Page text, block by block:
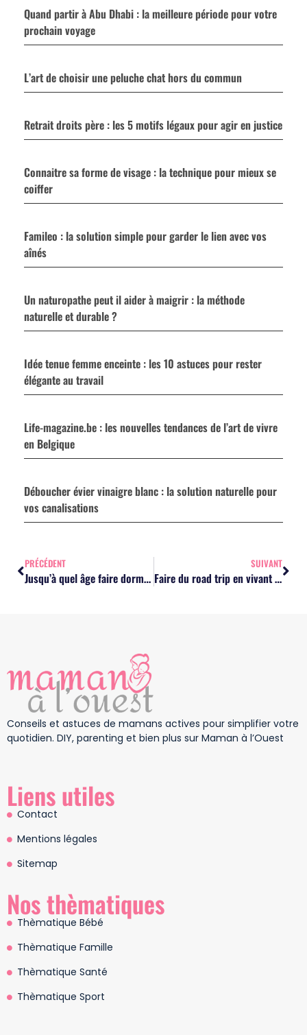
Quand partir à Abu Dhabi : la meilleure période pour votre
prochain voyage
L’art de choisir une peluche chat hors du commun
Retrait droits père : les 5 motifs légaux pour agir en justice
Connaitre sa forme de visage : la technique pour mieux se
coiffer
Famileo : la solution simple pour garder le lien avec vos
aînés
Un naturopathe peut il aider à maigrir : la méthode
naturelle et durable ?
Idée tenue femme enceinte : les 10 astuces pour rester
élégante au travail
Life-magazine.be : les nouvelles tendances de l’art de vivre
en Belgique
Déboucher évier vinaigre blanc : la solution naturelle pour
vos canalisations
PRÉCÉDENT
Jusqu’à quel âge faire dormir bébé dans une gigoteuse ?
SUIVANT
Faire du road trip en vivant une expérience inoubliable avec vos proches
Conseils et astuces de mamans actives pour simplifier votre
quotidien. DIY, parenting et bien plus sur Maman à l’Ouest
Liens utiles
Contact
Mentions légales
Sitemap
Nos thèmatiques
Thèmatique Bébé
Thèmatique Famille
Thèmatique Santé
Thèmatique Sport